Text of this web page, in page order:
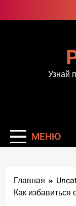
к
Узнай
МЕНЮ
Главная
Как избавиться